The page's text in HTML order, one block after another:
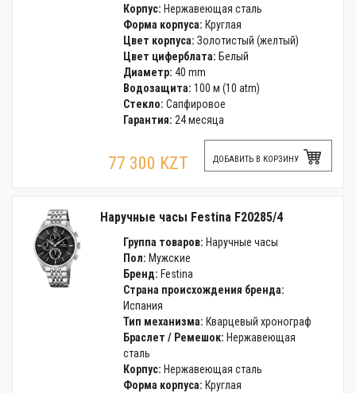
Корпус: Нержавеющая сталь
Форма корпуса: Круглая
Цвет корпуса: Золотистый (желтый)
Цвет циферблата: Белый
Диаметр: 40 mm
Водозащита: 100 м (10 atm)
Стекло: Сапфировое
Гарантия: 24 месяца
77 300 KZT ДОБАВИТЬ В КОРЗИНУ
Наручные часы Festina F20285/4
Группа товаров: Наручные часы
Пол: Мужские
Бренд: Festina
Страна происхождения бренда:
Испания
Тип механизма: Кварцевый хронограф
Браслет / Ремешок: Нержавеющая
сталь
Корпус: Нержавеющая сталь
Форма корпуса: Круглая